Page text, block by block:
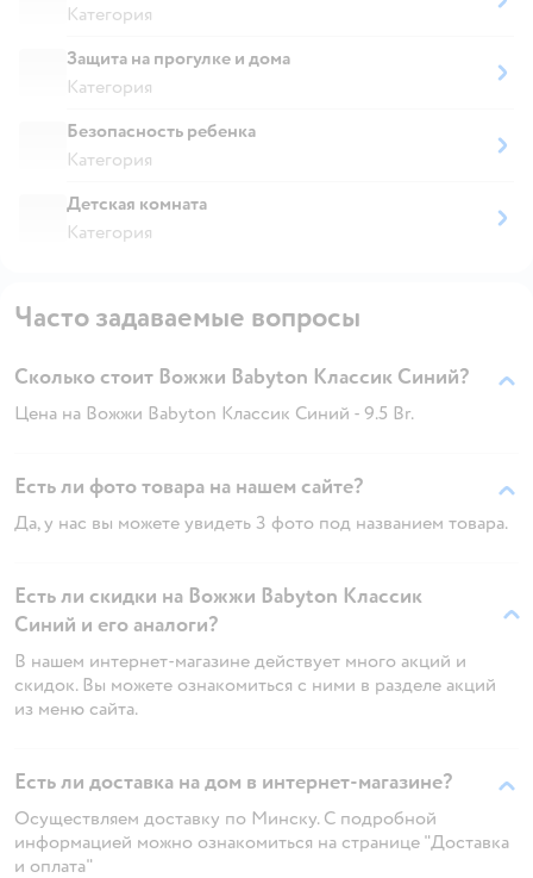
Категория
Защита на прогулке и дома
Категория
Безопасность ребенка
Категория
Детская комната
Категория
Часто задаваемые вопросы
Сколько стоит Вожжи Babyton Классик Синий?
Цена на Вожжи Babyton Классик Синий - 9.5 Br.
Есть ли фото товара на нашем сайте?
Да, у нас вы можете увидеть 3 фото под названием товара.
Есть ли скидки на Вожжи Babyton Классик
Синий и его аналоги?
В нашем интернет-магазине действует много акций и
скидок. Вы можете ознакомиться с ними в разделе акций
из меню сайта.
Есть ли доставка на дом в интернет-магазине?
Осуществляем доставку по Минску. С подробной
информацией можно ознакомиться на странице "Доставка
и оплата"